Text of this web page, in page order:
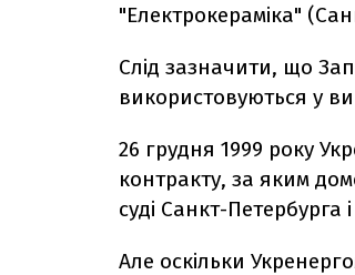
"Електрокераміка"
Слід зазначити, що
використовуються у
26 грудня 1999 року
контракту, за яким
суді Санкт-Петербурга
Але оскільки